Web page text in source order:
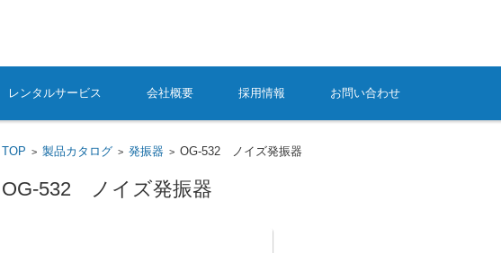
レンタルサービス 会社概要 採用情報 お問い合わせ
TOP > 製品カタログ> 発振器 > OG-532 ノイズ発振器
OG-532 ノイズ発振器